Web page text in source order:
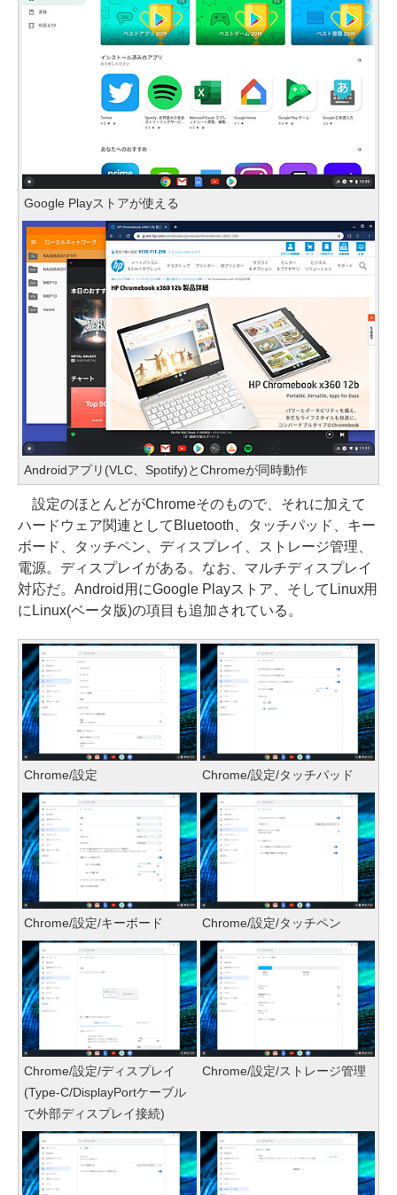
Google Playストアが使える
Androidアプリ(VLC、Spotify)とChromeが同時動作
設定のほとんどがChromeそのもので、それに加えて
ハードウェア関連としてBluetooth、タッチパッド、キー
ボード、タッチペン、ディスプレイ、ストレージ管理、
電源。ディスプレイがある。なお、マルチディスプレイ
対応だ。Android用にGoogle Playストア、そしてLinux用
にLinux(ベータ版)の項目も追加されている。
Chrome/設定 Chrome/設定/タッチパッド
Chrome/設定/キーボード Chrome/設定/タッチペン
Chrome/設定/ディスプレイ
(Type-C/DisplayPortケーブル
で外部ディスプレイ接続)
Chrome/設定/ストレージ管理